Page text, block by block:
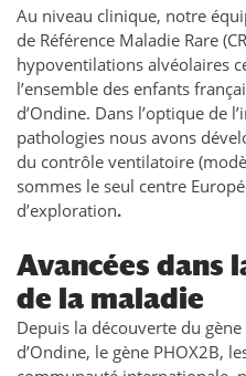
Au niveau clinique, notre
de Référence Maladie Rare
hypoventilations alvéolaires
l’ensemble des enfants
d’Ondine. Dans l’optique de
pathologies nous avons
du contrôle ventilatoire
sommes le seul centre
d’exploration.
Avancées dans
de la maladie
Depuis la découverte du
d’Ondine, le gène PHOX2B,